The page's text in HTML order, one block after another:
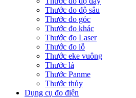
Thước đo độ sâu
Thước đo góc
Thước đo khác
Thước đo Laser
Thước đo lỗ
Thước eke vuông
Thước lá
Thước Panme
Thước thủy
Dụng cụ đo điện